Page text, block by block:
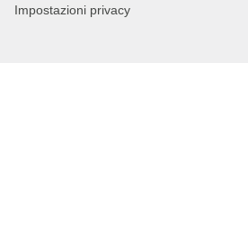
Impostazioni privacy